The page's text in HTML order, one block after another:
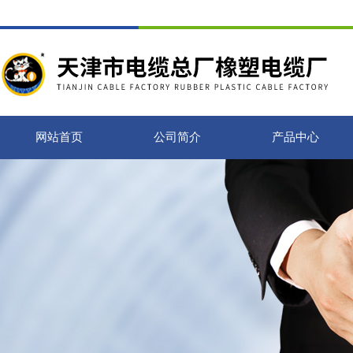
网站首页 公司简介 产品中心